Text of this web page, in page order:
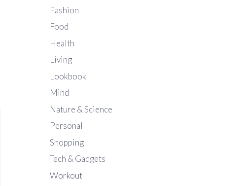
Fashion
Food
Health
Living
Lookbook
Mind
Nature & Science
Personal
Shopping
Tech & Gadgets
Workout